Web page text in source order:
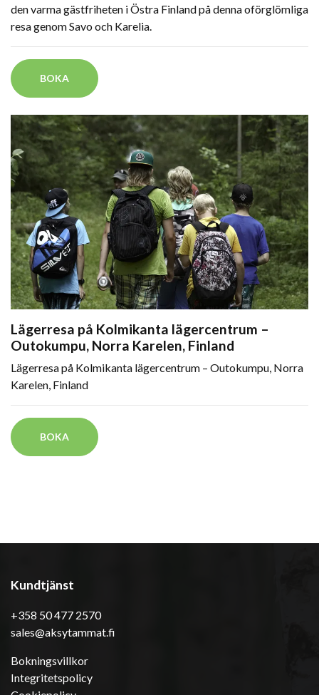
den varma gästfriheten i Östra Finland på denna oförglömliga
resa genom Savo och Karelia.
BOKA
Lägerresa på Kolmikanta lägercentrum –
Outokumpu, Norra Karelen, Finland
Lägerresa på Kolmikanta lägercentrum – Outokumpu, Norra
Karelen, Finland
BOKA
Kundtjänst
+358 50 477 2570
sales@aksytammat.fi
Bokningsvillkor
Integritetspolicy